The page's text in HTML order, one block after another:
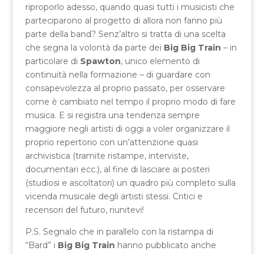
riproporlo adesso, quando quasi tutti i musicisti che
parteciparono al progetto di allora non fanno più
parte della band? Senz’altro si tratta di una scelta
che segna la volontà da parte dei Big Big Train – in
particolare di Spawton, unico elemento di
continuità nella formazione – di guardare con
consapevolezza al proprio passato, per osservare
come è cambiato nel tempo il proprio modo di fare
musica. E si registra una tendenza sempre
maggiore negli artisti di oggi a voler organizzare il
proprio repertorio con un’attenzione quasi
archivistica (tramite ristampe, interviste,
documentari ecc.), al fine di lasciare ai posteri
(studiosi e ascoltatori) un quadro più completo sulla
vicenda musicale degli artisti stessi. Critici e
recensori del futuro, riunitevi!
P.S. Segnalo che in parallelo con la ristampa di
“Bard” i Big Big Train hanno pubblicato anche